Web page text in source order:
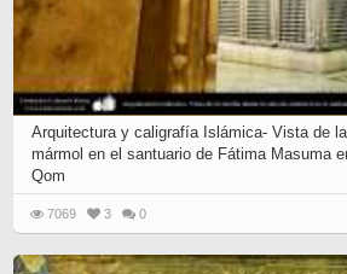
Arquitectura y caligrafía Islámica- Vista de
mármol en el santuario de Fátima Masuma
Qom
7069 3 0